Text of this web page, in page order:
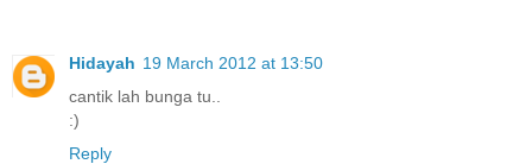
Hidayah 19 March 2012 at 13:50
cantik lah bunga tu..
:)
Reply